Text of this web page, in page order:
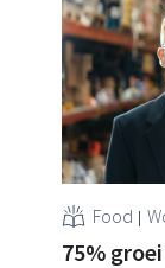
Food
75%